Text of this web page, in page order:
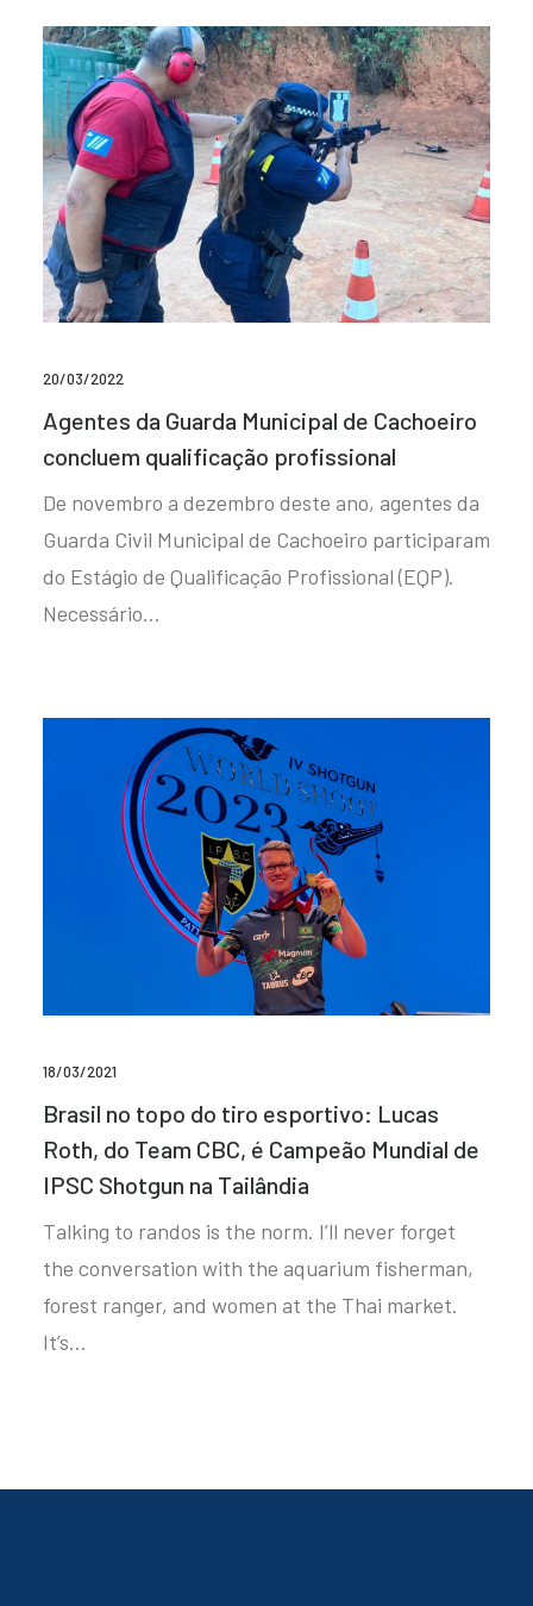
20/03/2022
Agentes da Guarda Municipal de Cachoeiro
concluem qualificação profissional
De novembro a dezembro deste ano, agentes da
Guarda Civil Municipal de Cachoeiro participaram
do Estágio de Qualificação Profissional (EQP).
Necessário…
18/03/2021
Brasil no topo do tiro esportivo: Lucas
Roth, do Team CBC, é Campeão Mundial de
IPSC Shotgun na Tailândia
Talking to randos is the norm. I’ll never forget
the conversation with the aquarium fisherman,
forest ranger, and women at the Thai market.
It’s…